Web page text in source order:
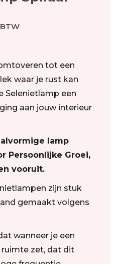
BTW
tot een
waar je rust kan
Selenietlamp een
aan jouw interieur
lamp
Persoonlijke Groei,
vooruit.
zijn stuk
gemaakt volgens
wanneer je een
zet, dat dit